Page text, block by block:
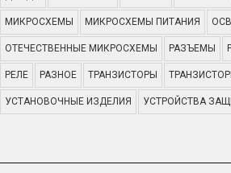
МИКРОСХЕМЫ МИКРОСХЕМЫ ПИТАНИЯ
ОТЕЧЕСТВЕННЫЕ МИКРОСХЕМЫ РАЗЪЕМЫ
РЕЛЕ РАЗНОЕ ТРАНЗИСТОРЫ
УСТАНОВОЧНЫЕ ИЗДЕЛИЯ УСТРОЙСТВА